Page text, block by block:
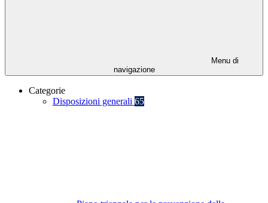
Menu di
navigazione
Categorie
Disposizioni generali 65